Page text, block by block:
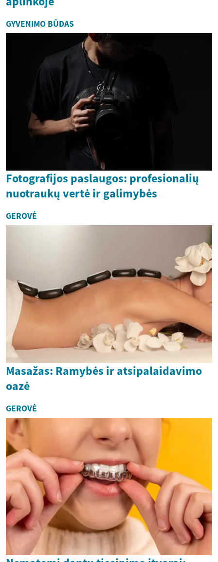
GYVENIMO BŪDAS
Fotografijos paslaugos: profesionalių
nuotraukų vertė ir galimybės
GEROVĖ
Masažas: Ramybės ir atsipalaidavimo
oazė
GEROVĖ